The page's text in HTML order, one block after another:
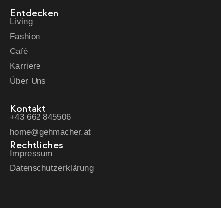
Entdecken
Living
Fashion
Café
Karriere
Über Uns
Kontakt
+43 662 845506
home@gehmacher.at
Rechtliches
Impressum
Datenschutzerklärung